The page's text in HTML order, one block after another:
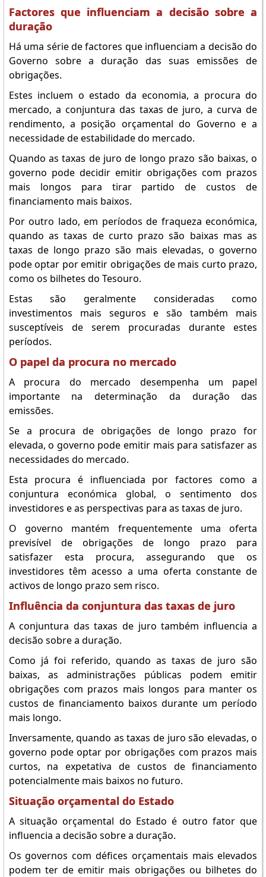
Factores que influenciam a decisão sobre a
duração
Há uma série de factores que influenciam a decisão do
Governo sobre a duração das suas emissões de
obrigações.
Estes incluem o estado da economia, a procura do
mercado, a conjuntura das taxas de juro, a curva de
rendimento, a posição orçamental do Governo e a
necessidade de estabilidade do mercado.
Quando as taxas de juro de longo prazo são baixas, o
governo pode decidir emitir obrigações com prazos
mais longos para tirar partido de custos de
financiamento mais baixos.
Por outro lado, em períodos de fraqueza económica,
quando as taxas de curto prazo são baixas mas as
taxas de longo prazo são mais elevadas, o governo
pode optar por emitir obrigações de mais curto prazo,
como os bilhetes do Tesouro.
Estas são geralmente consideradas como
investimentos mais seguros e são também mais
susceptíveis de serem procuradas durante estes
períodos.
O papel da procura no mercado
A procura do mercado desempenha um papel
importante na determinação da duração das
emissões.
Se a procura de obrigações de longo prazo for
elevada, o governo pode emitir mais para satisfazer as
necessidades do mercado.
Esta procura é influenciada por factores como a
conjuntura económica global, o sentimento dos
investidores e as perspectivas para as taxas de juro.
O governo mantém frequentemente uma oferta
previsível de obrigações de longo prazo para
satisfazer esta procura, assegurando que os
investidores têm acesso a uma oferta constante de
activos de longo prazo sem risco.
Influência da conjuntura das taxas de juro
A conjuntura das taxas de juro também influencia a
decisão sobre a duração.
Como já foi referido, quando as taxas de juro são
baixas, as administrações públicas podem emitir
obrigações com prazos mais longos para manter os
custos de financiamento baixos durante um período
mais longo.
Inversamente, quando as taxas de juro são elevadas, o
governo pode optar por obrigações com prazos mais
curtos, na expetativa de custos de financiamento
potencialmente mais baixos no futuro.
Situação orçamental do Estado
A situação orçamental do Estado é outro fator que
influencia a decisão sobre a duração.
Os governos com défices orçamentais mais elevados
podem ter de emitir mais obrigações ou bilhetes do